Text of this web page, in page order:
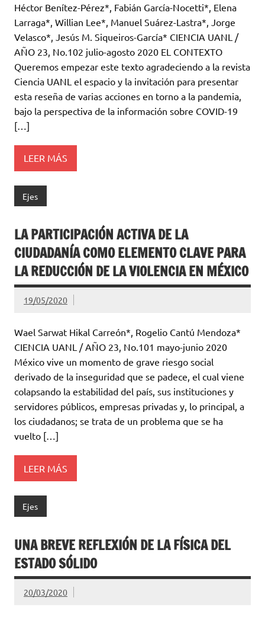
Héctor Benítez-Pérez*, Fabián García-Nocetti*, Elena
Larraga*, Willian Lee*, Manuel Suárez-Lastra*, Jorge
Velasco*, Jesús M. Siqueiros-García* CIENCIA UANL /
AÑO 23, No.102 julio-agosto 2020 EL CONTEXTO
Queremos empezar este texto agradeciendo a la revista
Ciencia UANL el espacio y la invitación para presentar
esta reseña de varias acciones en torno a la pandemia,
bajo la perspectiva de la información sobre COVID-19
[…]
LEER MÁS
Ejes
LA PARTICIPACIÓN ACTIVA DE LA
CIUDADANÍA COMO ELEMENTO CLAVE PARA
LA REDUCCIÓN DE LA VIOLENCIA EN MÉXICO
19/05/2020
Wael Sarwat Hikal Carreón*, Rogelio Cantú Mendoza*
CIENCIA UANL / AÑO 23, No.101 mayo-junio 2020
México vive un momento de grave riesgo social
derivado de la inseguridad que se padece, el cual viene
colapsando la estabilidad del país, sus instituciones y
servidores públicos, empresas privadas y, lo principal, a
los ciudadanos; se trata de un problema que se ha
vuelto […]
LEER MÁS
Ejes
UNA BREVE REFLEXIÓN DE LA FÍSICA DEL
ESTADO SÓLIDO
20/03/2020